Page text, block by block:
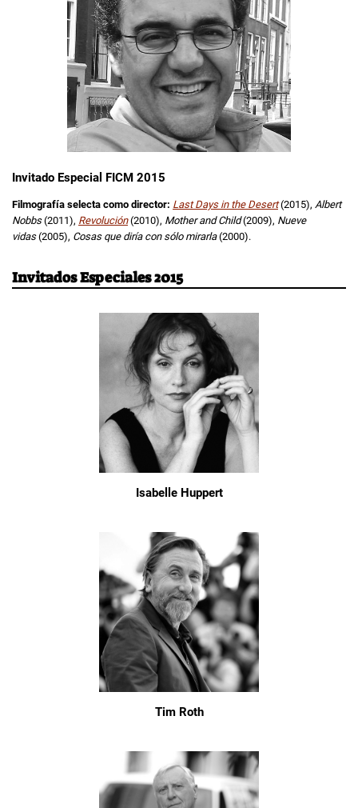
Invitado Especial FICM 2015
Filmografía selecta como director: Last Days in the Desert (2015), Albert
Nobbs(2011), Revolución (2010), Mother and Child(2009), Nueve
vidas (2005), Cosas que diría con sólo mirarla(2000).
Invitados Especiales 2015
Isabelle Huppert
Tim Roth